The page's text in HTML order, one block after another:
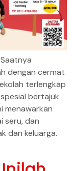
dengan cermat
terlengkap
bertajuk
menawarkan
seru, dan
dan keluarga.